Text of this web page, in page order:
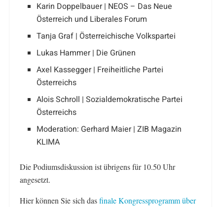
Karin Doppelbauer | NEOS – Das Neue
Österreich und Liberales Forum
Tanja Graf | Österreichische Volkspartei
Lukas Hammer | Die Grünen
Axel Kassegger | Freiheitliche Partei
Österreichs
Alois Schroll | Sozialdemokratische Partei
Österreichs
Moderation: Gerhard Maier | ZIB Magazin
KLIMA
Die Podiumsdiskussion ist übrigens für 10.50 Uhr
angesetzt.
Hier können Sie sich dasfinale Kongressprogramm über